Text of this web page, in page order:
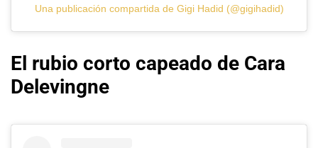
Una publicación compartida de Gigi Hadid (@gigihadid)
El rubio corto capeado de Cara
Delevingne